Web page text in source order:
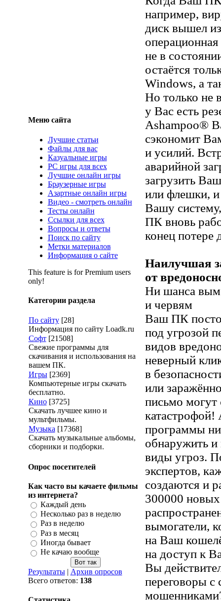
Меню сайта
Лучшие статьи
Файлы для вас
Казуальные игры
PC игры для всех
Лучшие онлайн игры
Браузерные игры
Азартные онлайн игры
Видео - смотреть онлайн
Тесты онлайн
Ссылки для всех
Вопросы и ответы
Поиск по сайту
Метки материалов
Информация о сайте
This feature is for Premium users
only!
Категории раздела
По сайту [28]
Информация по сайту Loadk.ru
Софт [21508]
Свежие программы для
скачивания и использования на
вашем ПК.
Игры [2369]
Компьютерные игры скачать
бесплатно.
Кино [3725]
Скачать лучшее кино и
мультфильмы.
Музыка [17368]
Скачать музыкальные альбомы,
сборники и подборки.
Опрос посетителей
Как часто вы качаете фильмы
из интернета?
Каждый день
Несколько раз в неделю
Раз в неделю
Раз в месяц
Иногда бывает
Не качаю вообще
Результаты| Архив опросов
Всего ответов: 138
например,
диск вышел
операционная
не в
остаётся
Windows, а
Но только не
у Вас есть
Ashampoo®
сэкономит
и усилий.
аварийной
загрузить
или флешки, и
Вашу
ПК вновь
конец потере
Наилучшая
от
Ни шанса
и червям
Ваш ПК
под угрозой
видов
неверный
в
или
письмо могут
программы
обнаружить и
виды угроз.
экспертов,
создаются и
300000
вымогатели,
на Ваш
на доступ к
Вы
переговоры с